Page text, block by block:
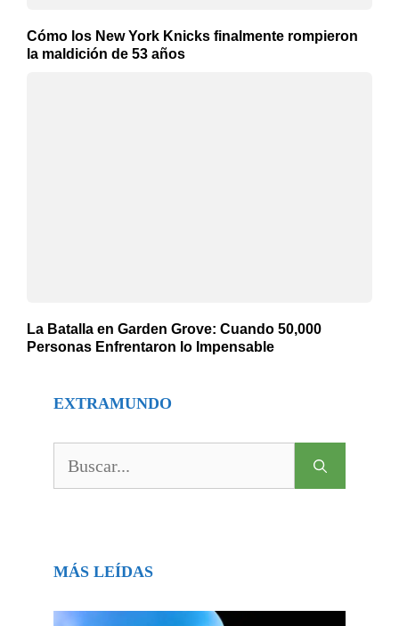
Cómo los New York Knicks finalmente rompieron
la maldición de 53 años
La Batalla en Garden Grove: Cuando 50,000
Personas Enfrentaron lo Impensable
EXTRAMUNDO
MÁS LEÍDAS